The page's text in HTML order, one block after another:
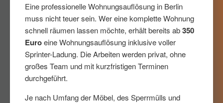
Eine professionelle Wohnungsauflösung in Berlin
muss nicht teuer sein. Wer eine komplette Wohnung
schnell räumen lassen möchte, erhält bereits ab350
Euroeine Wohnungsauflösung inklusive voller
Sprinter-Ladung. Die Arbeiten werden privat, ohne
großes Team und mit kurzfristigen Terminen
durchgeführt.
Je nach Umfang der Möbel, des Sperrmülls und